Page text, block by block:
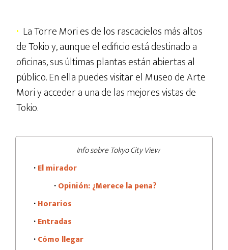
· La Torre Mori es de los rascacielos más altos
de Tokio y, aunque el edificio está destinado a
oficinas, sus últimas plantas están abiertas al
público. En ella puedes visitar el Museo de Arte
Mori y acceder a una de las mejores vistas de
Tokio.
Info sobre Tokyo City View
·El mirador
·Opinión: ¿Merece la pena?
·Horarios
·Entradas
·Cómo llegar